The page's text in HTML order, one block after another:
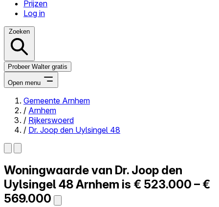
Prijzen
Log in
Zoeken
Probeer Walter gratis
Open menu
Close menu
Zelf kopen
Alles-in-één
Reviews
Prijzen
Gemeente Arnhem
/ Arnhem
/ Rijkerswoerd
/ Dr. Joop den Uylsingel 48
Woningwaarde van Dr. Joop den
Uylsingel 48Arnhem is € 523.000 – €
569.000